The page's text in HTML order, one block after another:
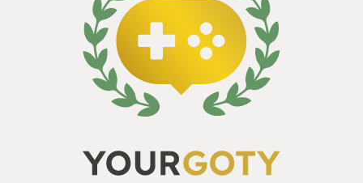
①死のリスクと緊張感のあるダンジョン探索
キャラメイクからパーティ編成を考えながら冒険を
一緒にする仲間を招集して、装備もそこそこに早速
未踏のダンジョンへと足を踏み入れる。
最近のゲームでは最初はチュートリアル的な難易度